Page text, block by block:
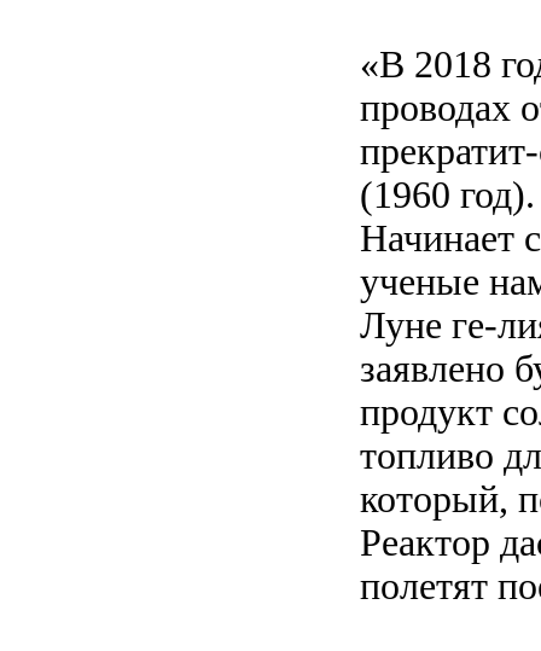
«В 2018
проводах
(1960 год).
Начинает
ученые
Луне ге-
заявлено
продукт
топливо
который,
Реактор
полетят